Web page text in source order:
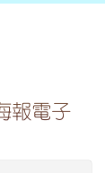
報電子